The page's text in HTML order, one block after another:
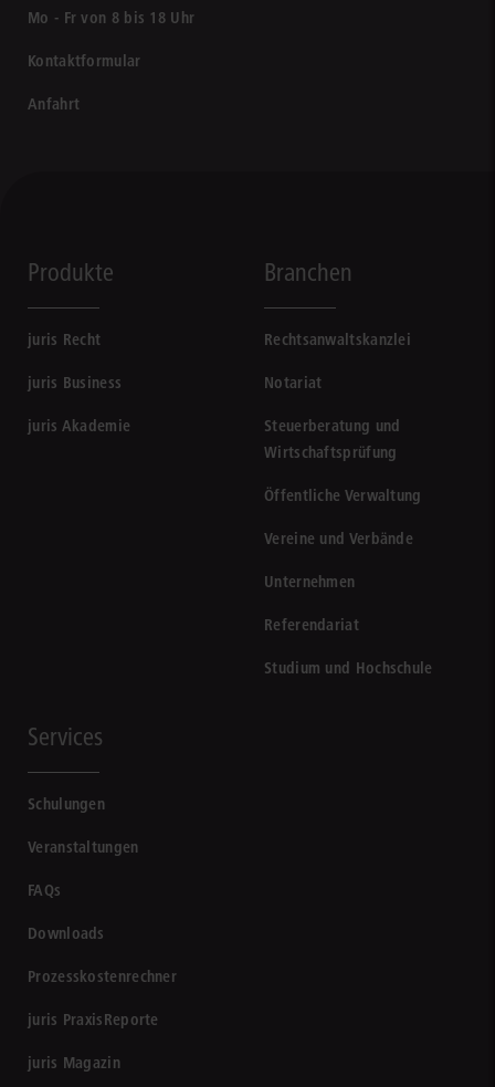
Mo - Fr von 8 bis 18 Uhr
Kontaktformular
Anfahrt
Produkte
juris Recht
juris Business
juris Akademie
Branchen
Rechtsanwaltskanzlei
Notariat
Steuerberatung und
Wirtschaftsprüfung
Öffentliche Verwaltung
Vereine und Verbände
Unternehmen
Referendariat
Studium und Hochschule
Services
Schulungen
Veranstaltungen
FAQs
Downloads
Prozesskostenrechner
juris PraxisReporte
juris Magazin